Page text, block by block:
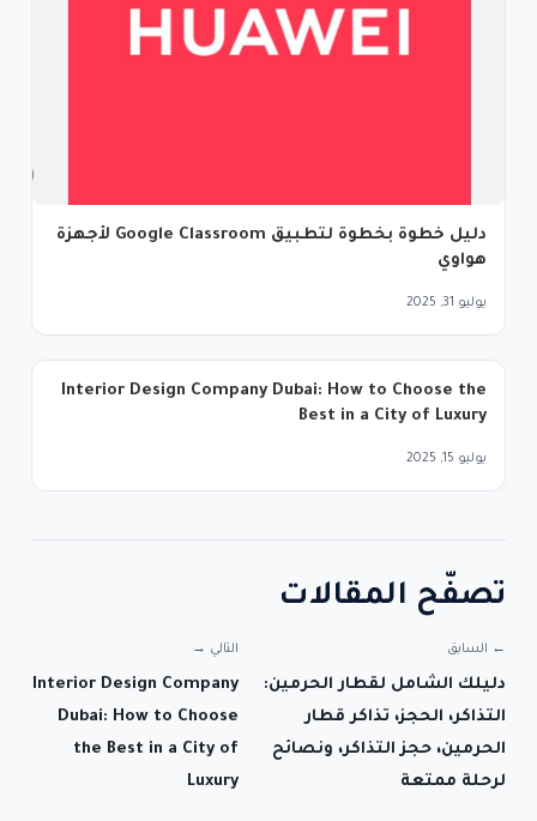
دليل خطوة بخطوة لتطبيق Google Classroom لأجهزة
هواوي
يوليو 31, 2025
Interior Design Company Dubai: How to Choose the
Best in a City of Luxury
يوليو 15, 2025
تصفّح المقالات
← السابق
دليلك الشامل لقطار الحرمين:
التذاكر، الحجز، تذاكر قطار
الحرمين، حجز التذاكر، ونصائح
لرحلة ممتعة
التالي →
Interior Design Company
Dubai: How to Choose
the Best in a City of
Luxury